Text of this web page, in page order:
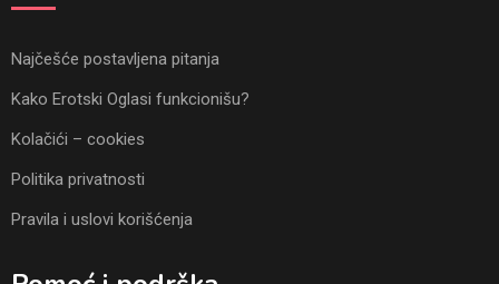
Najčešće postavljena pitanja
Kako Erotski Oglasi funkcionišu?
Kolačići – cookies
Politika privatnosti
Pravila i uslovi korišćenja